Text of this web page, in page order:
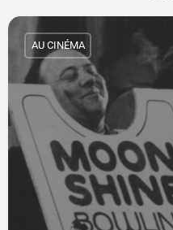
AU CINÉMA